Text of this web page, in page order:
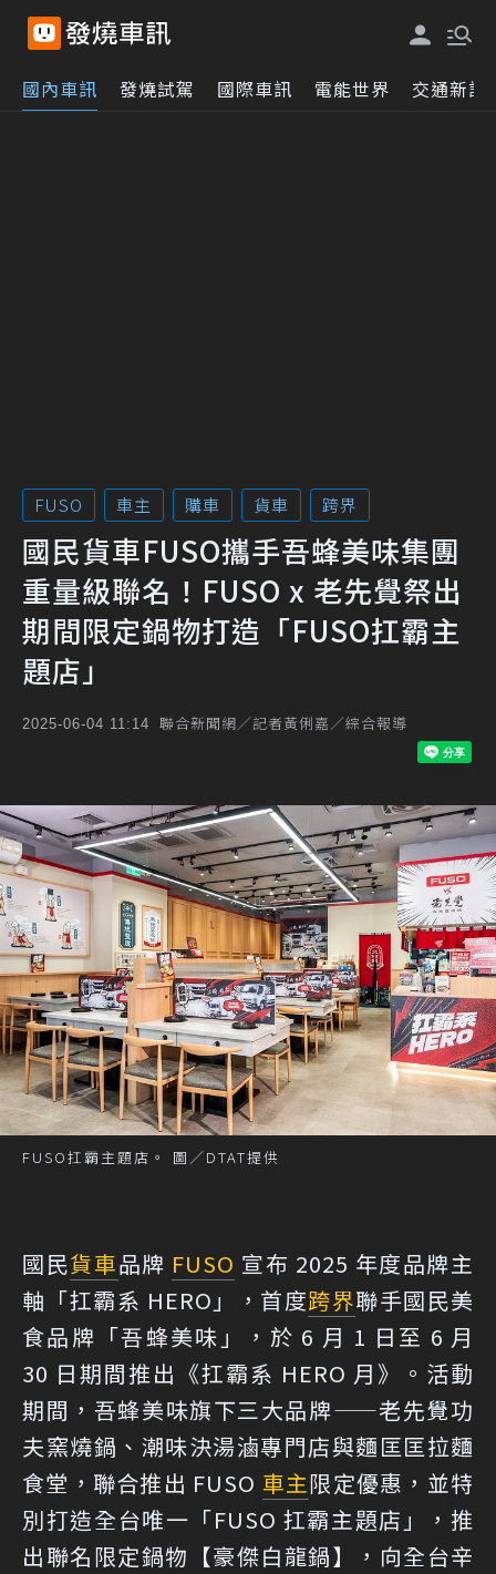
國內車訊 發燒試駕 國際車訊 電能世界 交通新訊
FUSO 車主 購車 貨車 跨界
國民貨車FUSO攜手吾蜂美味集團
重量級聯名！FUSO x 老先覺祭出
期間限定鍋物打造「FUSO扛霸主
題店」
2025-06-04 11:14 聯合新聞網／記者黃俐嘉／綜合報導
FUSO扛霸主題店。 圖／DTAT提供
國民貨車品牌 FUSO 宣布 2025 年度品牌主
軸「扛霸系 HERO」，首度跨界聯手國民美
食品牌「吾蜂美味」，於 6 月 1 日至 6 月
30 日期間推出《扛霸系 HERO 月》。活動
期間，吾蜂美味旗下三大品牌——老先覺功
夫窯燒鍋、潮味決湯滷專門店與麵匡匡拉麵
食堂，聯合推出 FUSO 車主限定優惠，並特
別打造全台唯一「FUSO 扛霸主題店」，推
出聯名限定鍋物【豪傑白龍鍋】，向全台辛